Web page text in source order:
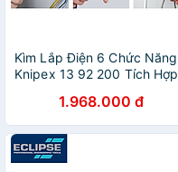
Kìm Lắp Điện 6 Chức Năng
Knipex 13 92 200 Tích Hợp
Tay Cầm Nhựa Êm - Sản
Xuất Tại Đức
1.968.000 đ